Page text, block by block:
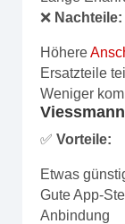
❌ Nachteile:
Höhere
Ersatzteile
Weniger
Viessmann
✅ Vorteile:
Etwas
Gute App-
Anbindung